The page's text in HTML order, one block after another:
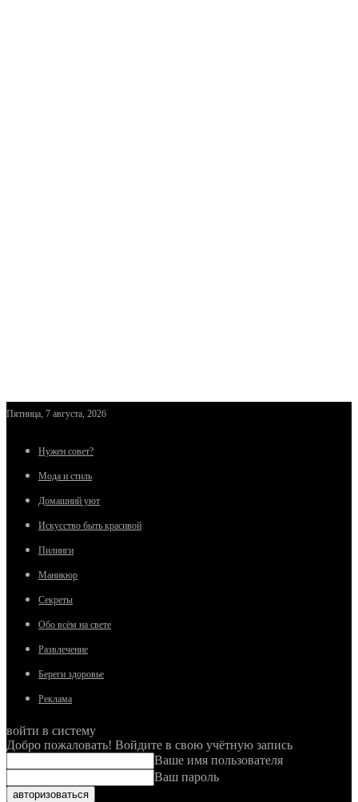
Пятница, 7 августа, 2026
Нужен совет?
Мода и стиль
Домашний уют
Искусство быть красивой
Пилинги
Маникюр
Секреты
Обо всём на свете
Развлечение
Береги здоровье
Реклама
войти в систему
Добро пожаловать! Войдите в свою учётную запись
Ваше имя пользователя
Ваш пароль